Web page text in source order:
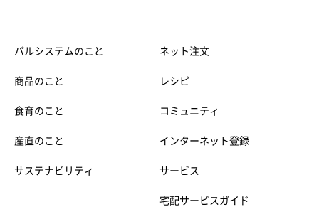
パルシステムのこと
商品のこと
食育のこと
産直のこと
サステナビリティ
ネット注文
レシピ
コミュニティ
インターネット登録
サービス
宅配サービスガイド